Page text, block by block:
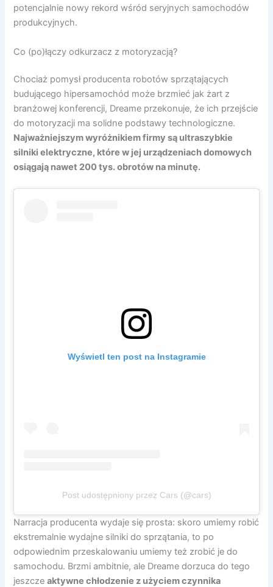
potencjalnie nowy rekord wśród seryjnych samochodów
produkcyjnych.
Co (po)łączy odkurzacz z motoryzacją?
Chociaż pomysł producenta robotów sprzątających
budującego hipersamochód może brzmieć jak żart z
branżowej konferencji, Dreame przekonuje, że ich przejście
do motoryzacji ma solidne podstawy technologiczne.
Najważniejszym wyróżnikiem firmy są ultraszybkie
silniki elektryczne, które w jej urządzeniach domowych
osiągają nawet 200 tys. obrotów na minutę.
Wyświetl ten post na Instagramie
Post udostępniony przez Cars (@cars)
Narracja producenta wydaje się prosta: skoro umiemy robić
ekstremalnie wydajne silniki do sprzątania, to po
odpowiednim przeskalowaniu umiemy też zrobić je do
samochodu. Brzmi ambitnie, ale Dreame dorzuca do tego
jeszczeaktywne chłodzenie z użyciem czynnika